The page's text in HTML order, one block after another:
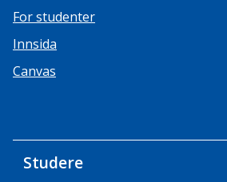
For studenter
Innsida
Canvas
Studere